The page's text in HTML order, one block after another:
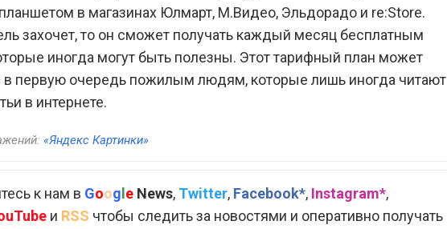
в магазинах Юлмарт, М.Видео, Эльдорадо и re:Store.
захочет, то он сможет получать каждый месяц бесплатным
иногда могут быть полезны. Этот тарифный план может
в первую очередь пожилым людям, которые лишь иногда читают
в интернете.
«Яндекс Картинки»
к нам в Goog e News, Twitter, Facebook*, Instagram*,
и RSS чтобы следить за новостями и оперативно получать